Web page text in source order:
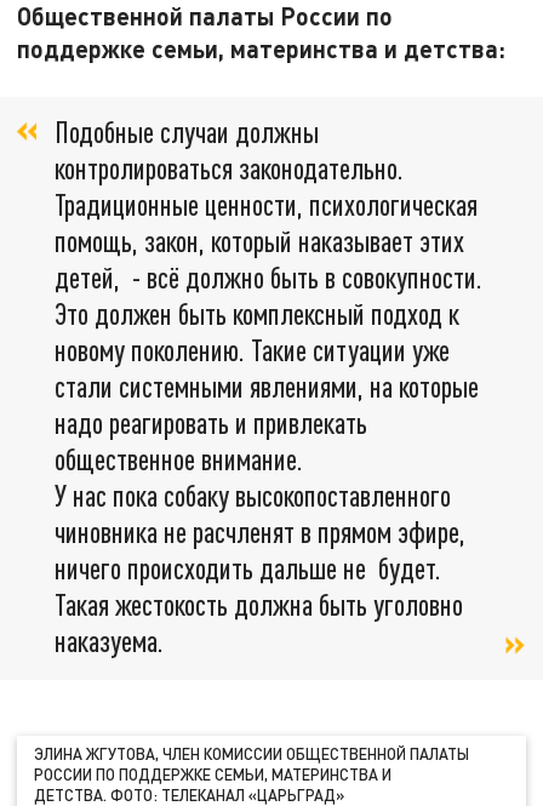
Общественной палаты России по
поддержке семьи, материнства и детства:
Подобные случаи должны
контролироваться законодательно.
Традиционные ценности, психологическая
помощь, закон, который наказывает этих
детей, - всё должно быть в совокупности.
Это должен быть комплексный подход к
новому поколению. Такие ситуации уже
стали системными явлениями, на которые
надо реагировать и привлекать
общественное внимание.
У нас пока собаку высокопоставленного
чиновника не расчленят в прямом эфире,
ничего происходить дальше не будет.
Такая жестокость должна быть уголовно
наказуема.
ЭЛИНА ЖГУТОВА, ЧЛЕН КОМИССИИ ОБЩЕСТВЕННОЙ ПАЛАТЫ
РОССИИ ПО ПОДДЕРЖКЕ СЕМЬИ, МАТЕРИНСТВА И
ДЕТСТВА. ФОТО: ТЕЛЕКАНАЛ «ЦАРЬГРАД»